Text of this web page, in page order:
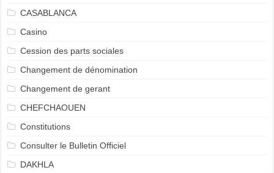
CASABLANCA
Casino
Cession des parts sociales
Changement de dénomination
Changement de gerant
CHEFCHAOUEN
Constitutions
Consulter le Bulletin Officiel
DAKHLA